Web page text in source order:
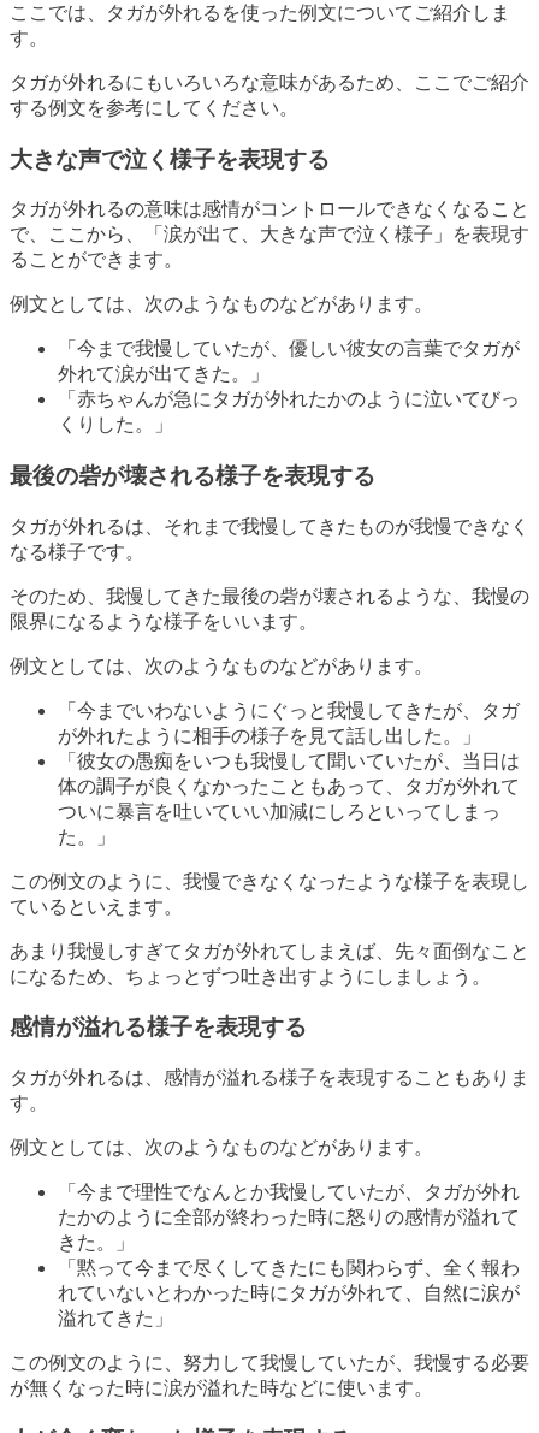
ここでは、タガが外れるを使った例文についてご紹介しま
す。
タガが外れるにもいろいろな意味があるため、ここでご紹介
する例文を参考にしてください。
大きな声で泣く様子を表現する
タガが外れるの意味は感情がコントロールできなくなること
で、ここから、「涙が出て、大きな声で泣く様子」を表現す
ることができます。
例文としては、次のようなものなどがあります。
「今まで我慢していたが、優しい彼女の言葉でタガが
外れて涙が出てきた。」
「赤ちゃんが急にタガが外れたかのように泣いてびっ
くりした。」
最後の砦が壊される様子を表現する
タガが外れるは、それまで我慢してきたものが我慢できなく
なる様子です。
そのため、我慢してきた最後の砦が壊されるような、我慢の
限界になるような様子をいいます。
例文としては、次のようなものなどがあります。
「今までいわないようにぐっと我慢してきたが、タガ
が外れたように相手の様子を見て話し出した。」
「彼女の愚痴をいつも我慢して聞いていたが、当日は
体の調子が良くなかったこともあって、タガが外れて
ついに暴言を吐いていい加減にしろといってしまっ
た。」
この例文のように、我慢できなくなったような様子を表現し
ているといえます。
あまり我慢しすぎてタガが外れてしまえば、先々面倒なこと
になるため、ちょっとずつ吐き出すようにしましょう。
感情が溢れる様子を表現する
タガが外れるは、感情が溢れる様子を表現することもありま
す。
例文としては、次のようなものなどがあります。
「今まで理性でなんとか我慢していたが、タガが外れ
たかのように全部が終わった時に怒りの感情が溢れて
きた。」
「黙って今まで尽くしてきたにも関わらず、全く報わ
れていないとわかった時にタガが外れて、自然に涙が
溢れてきた」
この例文のように、努力して我慢していたが、我慢する必要
が無くなった時に涙が溢れた時などに使います。